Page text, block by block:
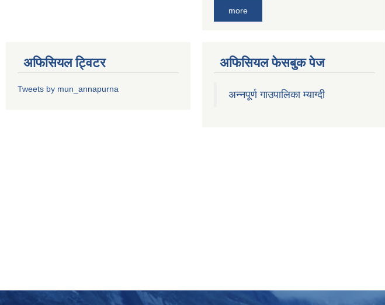
more
अफिसियल ट्विटर
Tweets by mun_annapurna
अफिसियल फेसबुक पेज
अन्नपूर्ण गाउपालिका म्याग्दी